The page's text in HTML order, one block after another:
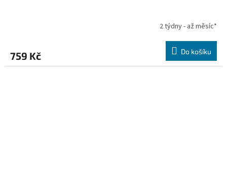
2 týdny - až měsíc*
759 Kč Do košíku